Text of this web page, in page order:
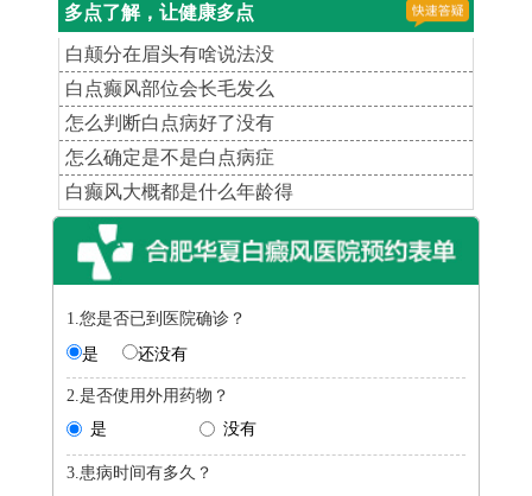
多点了解，让健康多点
白颠分在眉头有啥说法没
白点癫风部位会长毛发么
怎么判断白点病好了没有
怎么确定是不是白点病症
白癫风大概都是什么年龄得
1.您是否已到医院确诊？
是
还没有
2.是否使用外用药物？
是
没有
3.患病时间有多久？